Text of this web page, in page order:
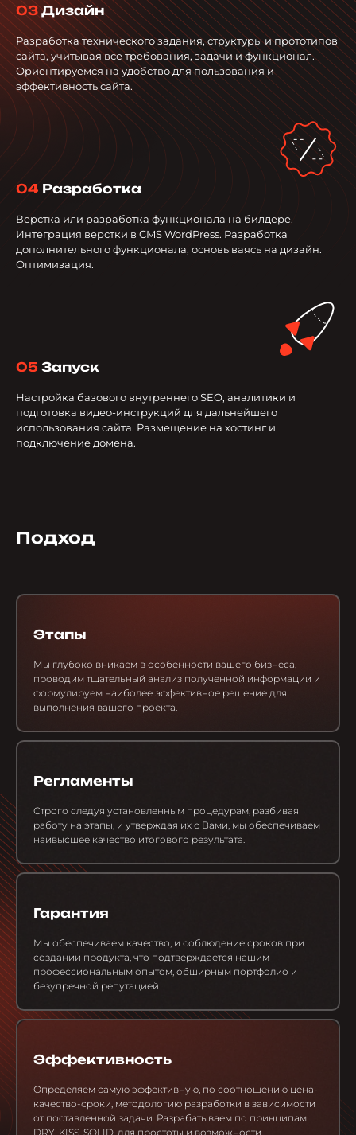
03Дизайн
Разработка технического задания, структуры и прототипов
сайта, учитывая все требования, задачи и функционал.
Ориентируемся на удобство для пользования и
эффективность сайта.
04 Разработка
Верстка или разработка функционала на билдере.
Интеграция верстки в CMS WordPress. Разработка
дополнительного функционала, основываясь на дизайн.
Оптимизация.
05 Запуск
Настройка базового внутреннего SEO, аналитики и
подготовка видео-инструкций для дальнейшего
использования сайта. Размещение на хостинг и
подключение домена.
Подход
Этапы
Мы глубоко вникаем в особенности вашего бизнеса,
проводим тщательный анализ полученной информации и
формулируем наиболее эффективное решение для
выполнения вашего проекта.
Регламенты
Строго следуя установленным процедурам, разбивая
работу на этапы, и утверждая их с Вами, мы обеспечиваем
наивысшее качество итогового результата.
Гарантия
Мы обеспечиваем качество, и соблюдение сроков при
создании продукта, что подтверждается нашим
профессиональным опытом, обширным портфолио и
безупречной репутацией.
Эффективность
Определяем самую эффективную, по соотношению цена-
качество-сроки, методологию разработки в зависимости
от поставленной задачи. Разрабатываем по принципам:
DRY, KISS, SOLID, для простоты и возможности